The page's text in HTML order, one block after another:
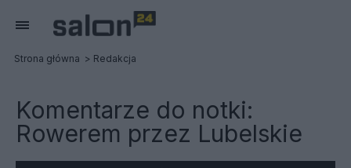
Strona główna Redakcja
Komentarze do notki:
Rowerem przez Lubelskie